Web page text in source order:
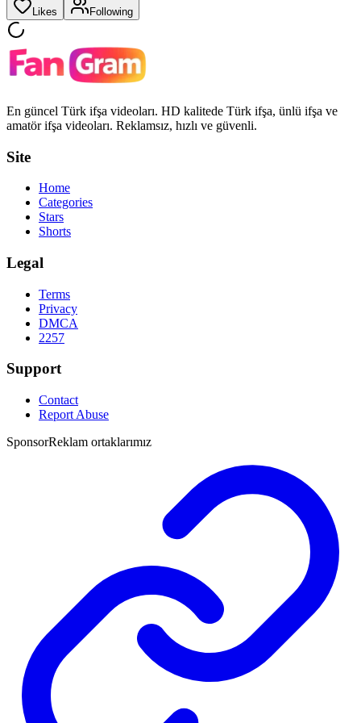
Likes Following
En güncel Türk ifşa videoları. HD kalitede Türk ifşa, ünlü ifşa ve
amatör ifşa videoları. Reklamsız, hızlı ve güvenli.
Site
Home
Categories
Stars
Shorts
Legal
Terms
Privacy
DMCA
2257
Support
Contact
Report Abuse
SponsorReklam ortaklarımız